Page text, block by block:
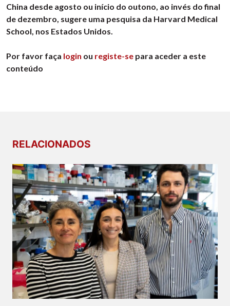
China desde agosto ou início do outono, ao invés do final
de dezembro, sugere uma pesquisa da Harvard Medical
School, nos Estados Unidos.
Por favor faça login ou registe-se para aceder a este
conteúdo
RELACIONADOS